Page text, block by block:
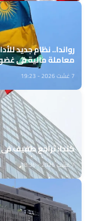
معاملة مالية في
7 غشت 2026 - 19:23
كندا: تراجع طفيف في
7 غشت 2026 - 18:36